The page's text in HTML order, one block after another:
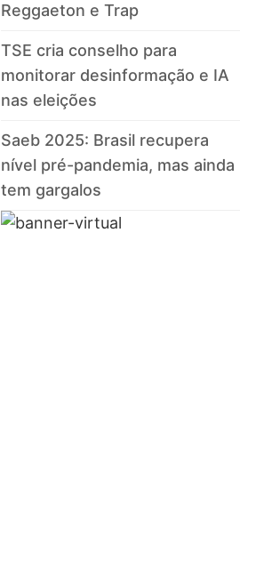
Reggaeton e Trap
TSE cria conselho para
monitorar desinformação e IA
nas eleições
Saeb 2025: Brasil recupera
nível pré-pandemia, mas ainda
tem gargalos